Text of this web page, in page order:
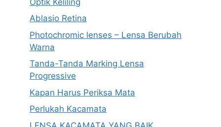
Ablasio Retina
Photochromic lenses – Lensa Berubah
Warna
Tanda-Tanda Marking Lensa
Progressive
Kapan Harus Periksa Mata
Perlukah Kacamata